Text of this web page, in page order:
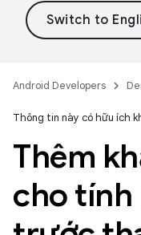
Android Developers
Thông tin này có hữu ích
Thêm
cho tính